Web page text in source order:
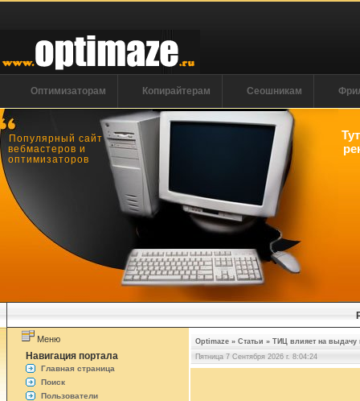
Оптимизаторам Копирайтерам Сеошникам
Популярный сайт
вебмастеров и
оптимизаторов
Меню
Навигация портала
Главная страница
Поиск
Пользователи
Optimaze » Статьи » ТИЦ влияет на выдачу
Пятница 7 Сентября 2026 г. 8:04:24